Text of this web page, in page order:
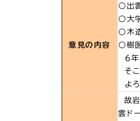
引っ越し
意見の内容
○出
○大
○木
○樹
６年
そこ
よろ
故岩
雲ド